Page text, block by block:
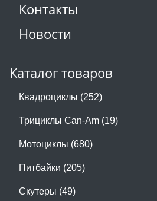
Контакты
Новости
Каталог товаров
Квадроциклы (252)
Трициклы Can-Am (19)
Мотоциклы (680)
Питбайки (205)
Скутеры (49)